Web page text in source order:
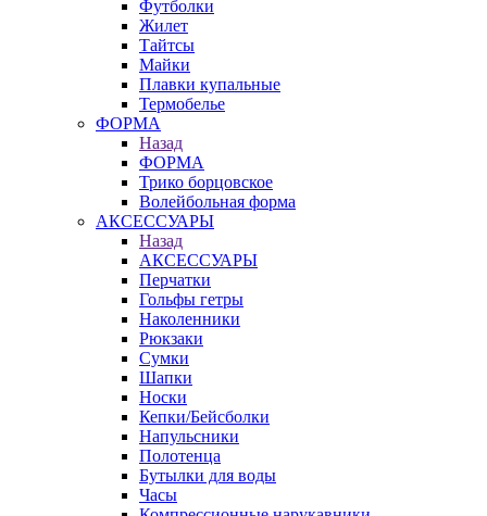
Футболки
Жилет
Тайтсы
Майки
Плавки купальные
Термобелье
ФОРМА
Назад
ФОРМА
Трико борцовское
Волейбольная форма
АКСЕССУАРЫ
Назад
АКСЕССУАРЫ
Перчатки
Гольфы гетры
Наколенники
Рюкзаки
Сумки
Шапки
Носки
Кепки/Бейсболки
Напульсники
Полотенца
Бутылки для воды
Часы